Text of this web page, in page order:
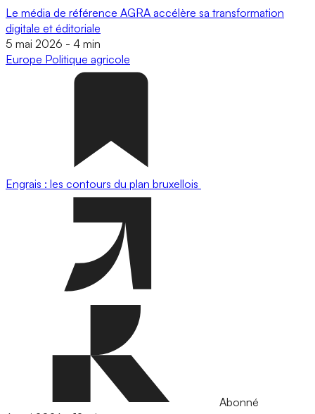
Le média de référence AGRA accélère sa transformation
digitale et éditoriale
5 mai 2026 - 4 min
Europe Politique agricole
Engrais : les contours du plan bruxellois
Abonné